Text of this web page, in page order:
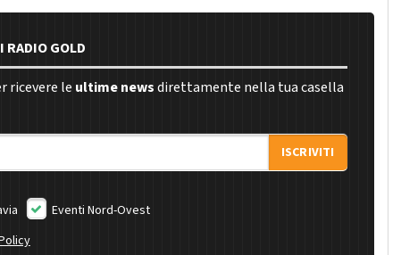
RADIO GOLD
ricevere le ultime newsdirettamente nella tua casella
ISCRIVITI
Eventi Nord-Ovest